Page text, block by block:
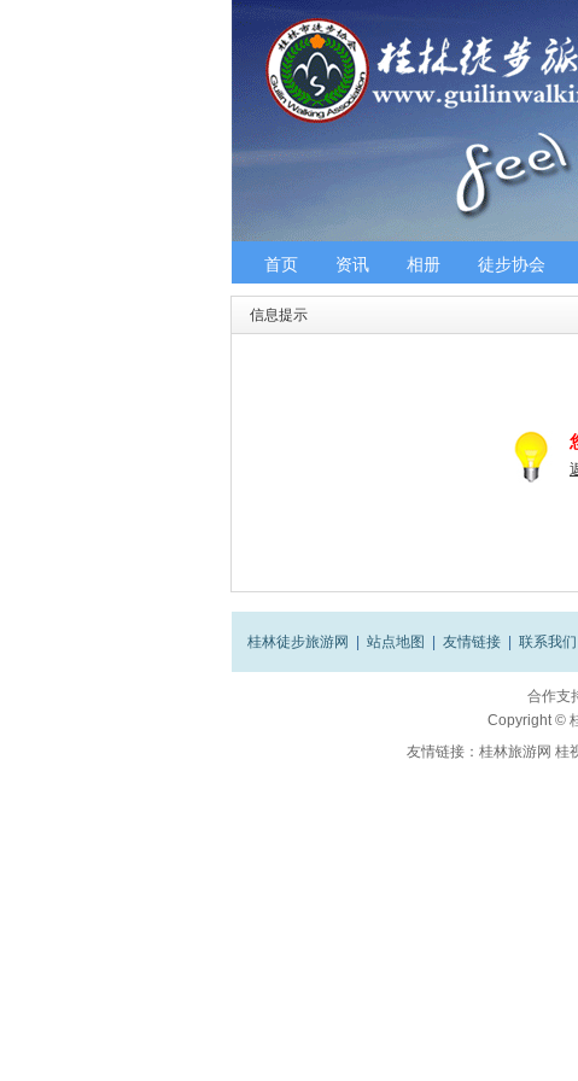
首页 资讯 相册 徒步协会
信息提示
桂林徒步旅游网 站点地图 友情链接 联系我们
合作支
Copyright ©
友情链接： 桂林旅游网 桂